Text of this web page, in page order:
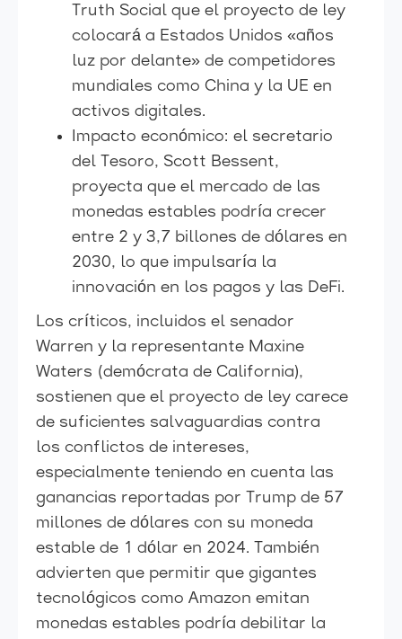
Truth Social que el proyecto de ley
colocará a Estados Unidos «años
luz por delante» de competidores
mundiales como China y la UE en
activos digitales.
Impacto económico: el secretario
del Tesoro, Scott Bessent,
proyecta que el mercado de las
monedas estables podría crecer
entre 2 y 3,7 billones de dólares en
2030, lo que impulsaría la
innovación en los pagos y las DeFi.
Los críticos, incluidos el senador
Warren y la representante Maxine
Waters (demócrata de California),
sostienen que el proyecto de ley carece
de suficientes salvaguardias contra
los conflictos de intereses,
especialmente teniendo en cuenta las
ganancias reportadas por Trump de 57
millones de dólares con su moneda
estable de 1 dólar en 2024. También
advierten que permitir que gigantes
tecnológicos como Amazon emitan
monedas estables podría debilitar la